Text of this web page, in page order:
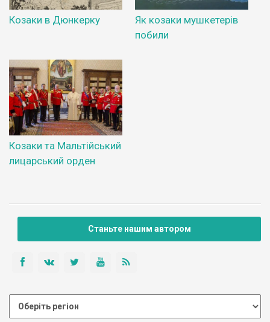
Козаки в Дюнкерку
Як козаки мушкетерів
побили
Козаки та Мальтійський
лицарський орден
Станьте нашим автором